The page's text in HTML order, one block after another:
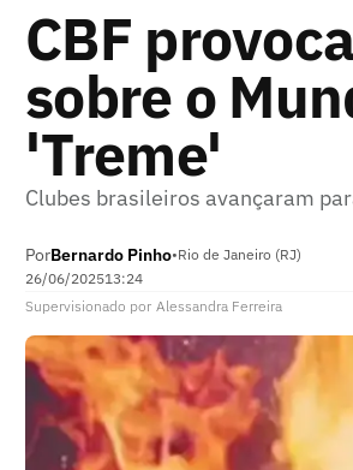
CBF
sobre o
'Treme'
Clubes brasileiros avançaram
PorBernardo Pinho•Rio de Janeiro (RJ)
26/06/202513:24
Supervisionado por Alessandra Ferreira